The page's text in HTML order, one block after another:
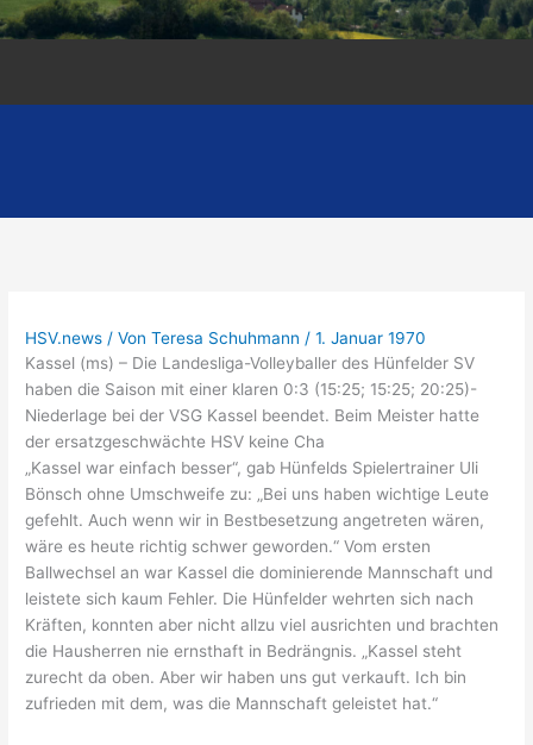
HSV.news / VonTeresa Schuhmann/1. Januar 1970
Kassel (ms) – Die Landesliga-Volleyballer des Hünfelder SV
haben die Saison mit einer klaren 0:3 (15:25; 15:25; 20:25)-
Niederlage bei der VSG Kassel beendet. Beim Meister hatte
der ersatzgeschwächte HSV keine Cha
„Kassel war einfach besser“, gab Hünfelds Spielertrainer Uli
Bönsch ohne Umschweife zu: „Bei uns haben wichtige Leute
gefehlt. Auch wenn wir in Bestbesetzung angetreten wären,
wäre es heute richtig schwer geworden.“ Vom ersten
Ballwechsel an war Kassel die dominierende Mannschaft und
leistete sich kaum Fehler. Die Hünfelder wehrten sich nach
Kräften, konnten aber nicht allzu viel ausrichten und brachten
die Hausherren nie ernsthaft in Bedrängnis. „Kassel steht
zurecht da oben. Aber wir haben uns gut verkauft. Ich bin
zufrieden mit dem, was die Mannschaft geleistet hat.“